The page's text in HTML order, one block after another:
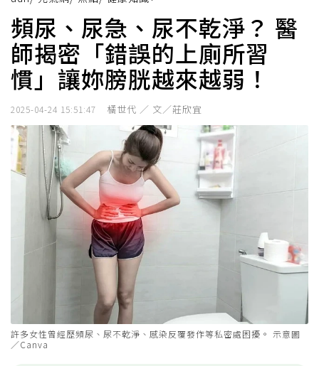
頻尿、尿急、尿不乾淨？ 醫
師揭密「錯誤的上廁所習
慣」讓妳膀胱越來越弱！
2025-04-24 15:51:47 橘世代 ／ 文／莊欣宜
許多女性曾經歷頻尿、尿不乾淨、感染反覆發作等私密處困擾。 示意圖
／Canva